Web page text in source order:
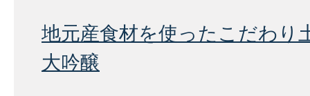
地元産食材を使ったこだわり
大吟醸